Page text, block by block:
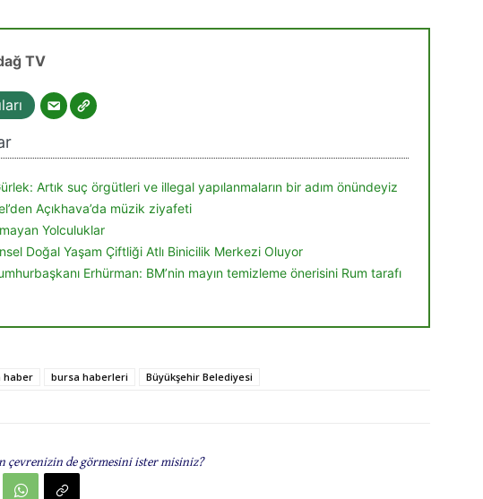
TV
Artık suç örgütleri ve illegal yapılanmaların bir adım önündeyiz
Açıkhava’da müzik ziyafeti
Yolculuklar
Doğal Yaşam Çiftliği Atlı Binicilik Merkezi Oluyor
Erhürman: BM’nin mayın temizleme önerisini Rum tarafı
haber bursa haberleri Büyükşehir Belediyesi
çevrenizin de görmesini ister misiniz?